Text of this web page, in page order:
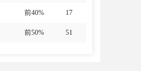
前40% 17
前50% 51